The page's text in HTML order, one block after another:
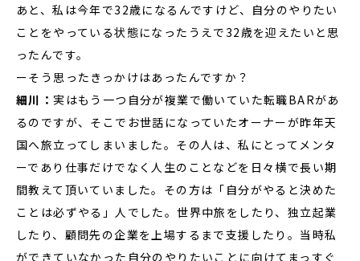
あと、私は今年で32歳になるんですけど、自分のやりたい
ことをやっている状態になったうえで32歳を迎えたいと思
ったんです。
ーそう思ったきっかけはあったんですか？
細川：実はもう一つ自分が複業で働いていた転職BARがあ
るのですが、そこでお世話になっていたオーナーが昨年天
国へ旅立ってしまいました。その人は、私にとってメンタ
ーであり仕事だけでなく人生のことなどを日々横で長い期
間教えて頂いていました。その方は「自分がやると決めた
ことは必ずやる」人でした。世界中旅をしたり、独立起業
したり、顧問先の企業を上場するまで支援したり。当時私
ができていなかった自分のやりたいことに向けてまっすぐ